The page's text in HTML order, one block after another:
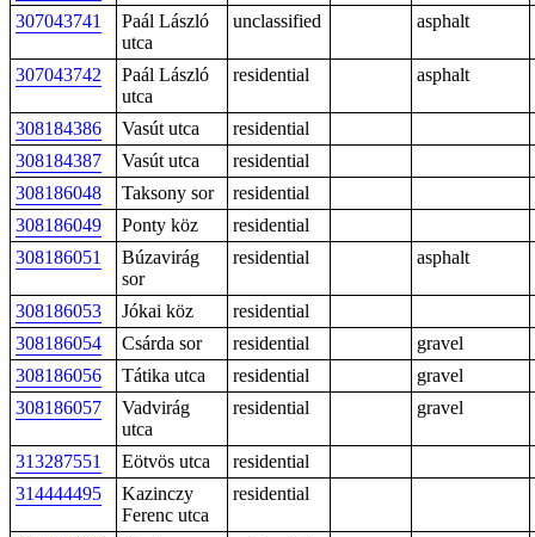
307043741
Paál László
utca
unclassified asphalt
307043742
Paál László
utca
residential asphalt
308184386 Vasút utca
residential
308184387
Vasút utca
residential
308186048
Taksony sor
residential
308186049
Ponty köz
residential
308186051
Búzavirág
sor
residential asphalt
308186053 Jókai köz
residential
308186054
Csárda sor residential
gravel
308186056
Tátika utca residential
gravel
308186057
Vadvirág
utca
residential gravel
313287551 Eötvös utca
residential
314444495
Kazinczy
Ferenc utca
residential